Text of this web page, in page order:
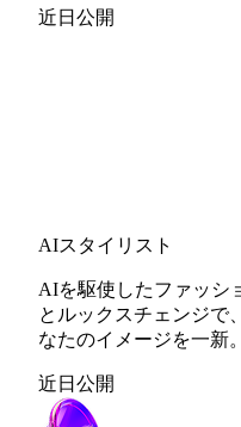
近日公開
AIスタイリスト
AIを駆使したファッシ
とルックスチェンジで
なたのイメージを一新。
近日公開